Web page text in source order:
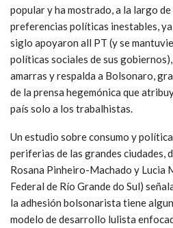
popular y ha mostrado, a la largo de
preferencias políticas inestables,
siglo apoyaron all PT (y se
políticas sociales de sus
amarras y respalda a Bolsonaro,
de la prensa hegemónica que
país solo a los trabalhistas.
Un estudio sobre consumo y
periferias de las grandes ciudades,
Rosana Pinheiro-Machado y Lucia
Federal de Río Grande do Sul)
la adhesión bolsonarista tiene
modelo de desarrollo lulista